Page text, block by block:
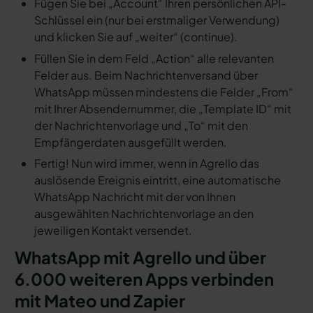
Fügen Sie bei „Account“ Ihren persönlichen API-
Schlüssel ein (nur bei erstmaliger Verwendung)
und klicken Sie auf „weiter“ (continue).
Füllen Sie in dem Feld „Action“ alle relevanten
Felder aus. Beim Nachrichtenversand über
WhatsApp müssen mindestens die Felder „From“
mit Ihrer Absendernummer, die „Template ID“ mit
der Nachrichtenvorlage und „To“ mit den
Empfängerdaten ausgefüllt werden.
Fertig! Nun wird immer, wenn in Agrello das
auslösende Ereignis eintritt, eine automatische
WhatsApp Nachricht mit der von Ihnen
ausgewählten Nachrichtenvorlage an den
jeweiligen Kontakt versendet.
WhatsApp mit Agrello und über
6.000 weiteren Apps verbinden
mit Mateo und Zapier